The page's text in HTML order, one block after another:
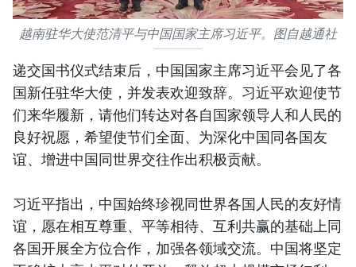
越南驻华大使范清平与中国国家主席习近平。图自越通社
递交国书仪式结束后，中国国家主席习近平会见了各
国新任驻华大使，并发表欢迎致辞。习近平欢迎使节
们来华履新，请他们转达对各自国家领导人和人民的
良好祝愿，希望使节们全面、为深化中国同各国友
谊、增进中国同世界交往作出积极贡献。
习近平指出，中国始终珍视同世界各国人民的友好情
谊，愿在相互尊重、平等相待、互利共赢的基础上同
各国开展全方位合作，加强各领域交流。中国将坚定